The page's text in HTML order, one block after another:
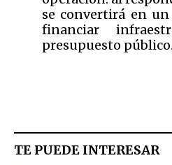
se convertirá en
financiar
presupuesto público.
TE PUEDE INTERESAR